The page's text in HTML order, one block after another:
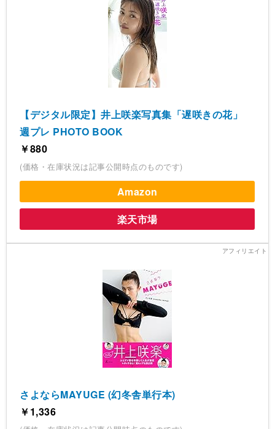
【デジタル限定】井上咲楽写真集「遅咲きの花」
週プレ PHOTO BOOK
￥880
(価格・在庫状況は記事公開時点のものです)
Amazon
楽天市場
さよならMAYUGE (幻冬舎単行本)
￥1,336